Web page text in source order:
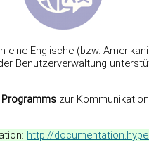
Englische (bzw.
Benutzerverwaltung
zur
http://